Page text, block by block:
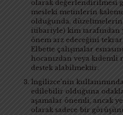
olarak değerlendirilmesi
mesleki metinlerin
olduğunda,
itibariyle) kim tarafından
önem arz edeceğini
Elbette çalışmalar
hocanızdan veya kıdemli
destek alabilmektir.
İngilizce’nin
edilebilir olduğuna
aşamalar önemli, ancak
olarak sadece bir